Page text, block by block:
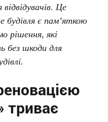
Це
будівля є пам’яткою
рішення, які
без шкоди для
триває